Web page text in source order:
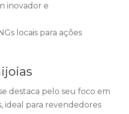
inovador e
locais para ações
destaca pelo seu foco em
ideal para revendedores